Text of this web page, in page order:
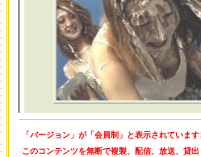
「バージョン」が「会員制」と表示されていま
このコンテンツを無断で複製、配信、放送、貸